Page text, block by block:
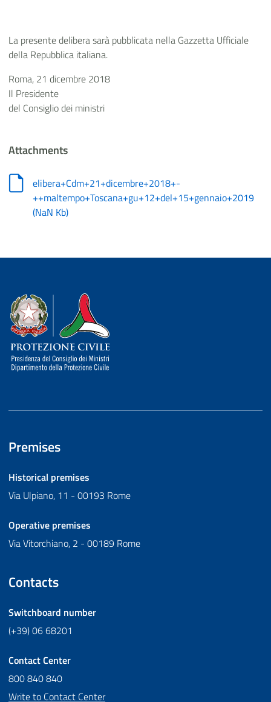
La presente delibera sarà pubblicata nella Gazzetta Ufficiale
della Repubblica italiana.
Roma, 21 dicembre 2018
Il Presidente
del Consiglio dei ministri
Attachments
elibera+Cdm+21+dicembre+2018+-
++maltempo+Toscana+gu+12+del+15+gennaio+2019
(NaN Kb)
Dipartimento della Protezione Civile
Premises
Historical premises
Via Ulpiano, 11 - 00193 Rome
Operative premises
Via Vitorchiano, 2 - 00189 Rome
Contacts
Switchboard number
(+39) 06 68201
Contact Center
800 840 840
Write to Contact Center